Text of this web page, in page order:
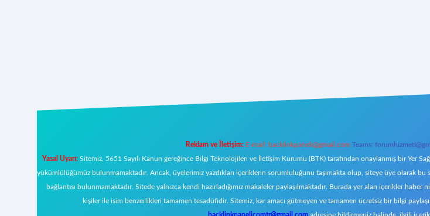
Reklam ve İletişim: E-mail: backlinkpaneli@gmail.com Teams:
Yasal Uyarı:Sitemiz, 5651 Sayılı Kanun gereğince Bilgi Teknolojileri ve İletişim Kurumu (BTK) tarafından onaylanmış bir Yer
yükümlülüğümüz bulunmamaktadır. Ancak, üyelerimiz yazdıkları içeriklerin sorumluluğunu taşımakta olup, siteye üye olarak
bağlantısı bulunmamaktadır. Sitede yalnızca kendi hazırladığımız makaleler paylaşılmaktadır. Burada yer alan içerikler
kişiler ile isim benzerlikleri tamamen tesadüfidir. Sitemiz, kar amacı gütmeyen ve tamamen ücretsiz bir bilgi